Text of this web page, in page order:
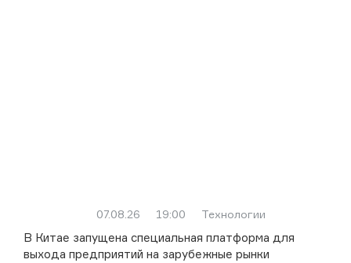
07.08.26 19:00 Технологии
В Китае запущена специальная платформа для
выхода предприятий на зарубежные рынки